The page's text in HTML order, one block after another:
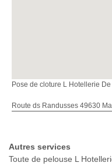
Pose de cloture L Hotellerie De
Route ds Randusses 49630
Autres services
Toute de pelouse L